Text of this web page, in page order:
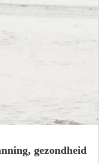
gezondheid